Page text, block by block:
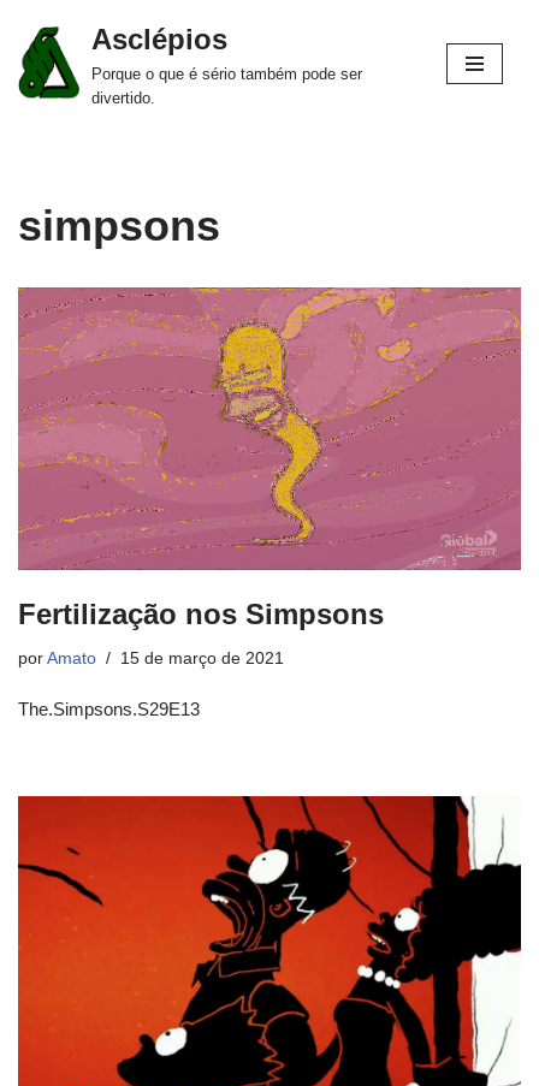
Pular
para
Asclépios
Porque o que é sério também pode ser
divertido.
simpsons
Fertilização nos Simpsons
por Amato 15 de março de 2021
The.Simpsons.S29E13